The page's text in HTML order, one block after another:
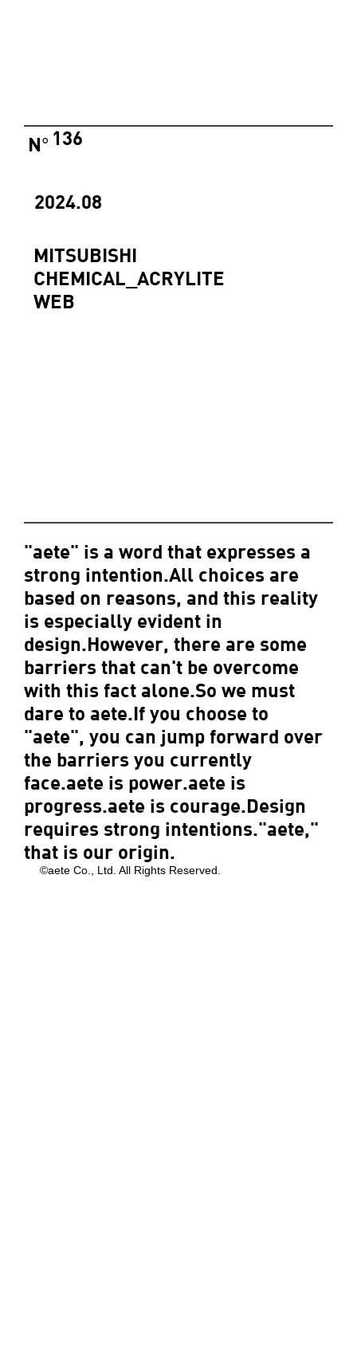
"aete" is a word that expresses a
strong intention.All choices are
based on reasons, and this reality
is especially evident in
design.However, there are some
barriers that can't be overcome
with this fact alone.So we must
dare to aete.If you choose to
"aete", you can jump forward over
the barriers you currently
face.aete is power.aete is
progress.aete is courage.Design
requires strong intentions."aete,"
that is our origin.
2024.08
MITSUBISHI
CHEMICAL_ACRYLITE
WEB
136
N°
©aete Co., Ltd. All Rights Reserved.